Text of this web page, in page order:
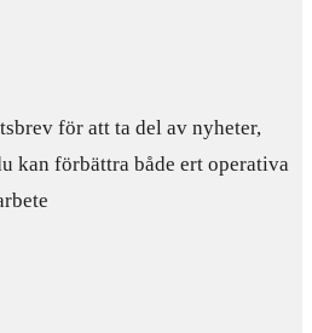
för att ta del av nyheter,
kan förbättra både ert operativa